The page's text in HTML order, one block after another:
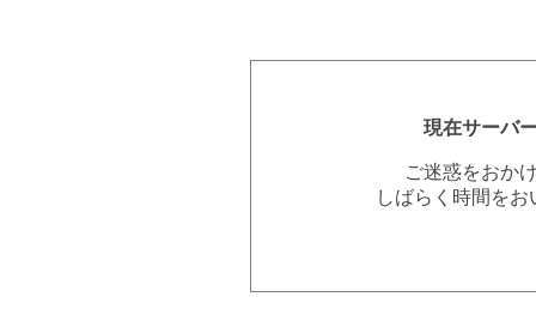
現在サーバ
ご迷惑をおか
しばらく時間を